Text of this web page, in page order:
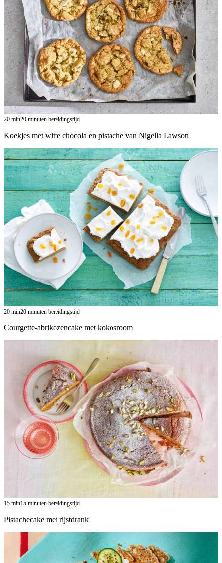
20 min20 minuten bereidingstijd
Koekjes met witte chocola en pistache van Nigella Lawson
20 min20 minuten bereidingstijd
Courgette-abrikozencake met kokosroom
15 min15 minuten bereidingstijd
Pistachecake met rijstdrank